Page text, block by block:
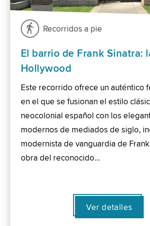
Recorridos a pie
El barrio de Frank Sinatra:
Hollywood
Este recorrido ofrece un auténtico
en el que se fusionan el estilo
neocolonial español con los
modernos de mediados de siglo,
modernista de vanguardia de
obra del reconocido…
Ver detalles